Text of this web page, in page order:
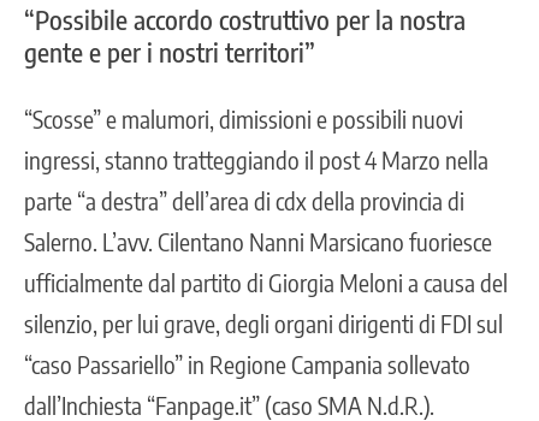
“Possibile accordo costruttivo per la nostra
gente e per i nostri territori”
“Scosse” e malumori, dimissioni e possibili nuovi
ingressi, stanno tratteggiando il post 4 Marzo nella
parte “a destra” dell’area di cdx della provincia di
Salerno. L’avv. Cilentano Nanni Marsicano fuoriesce
ufficialmente dal partito di Giorgia Meloni a causa del
silenzio, per lui grave, degli organi dirigenti di FDI sul
“caso Passariello” in Regione Campania sollevato
dall’Inchiesta “Fanpage.it” (caso SMA N.d.R.).